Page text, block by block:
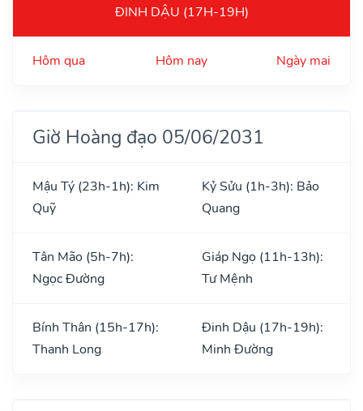
ĐINH DẬU (17H-19H)
Hôm qua Hôm nay Ngày mai
Giờ Hoàng đạo 05/06/2031
Mậu Tý (23h-1h): Kim
Quỹ
Kỷ Sửu (1h-3h): Bảo
Quang
Tân Mão (5h-7h):
Ngọc Đường
Giáp Ngọ (11h-13h):
Tư Mệnh
Bính Thân (15h-17h):
Thanh Long
Đinh Dậu (17h-19h):
Minh Đường